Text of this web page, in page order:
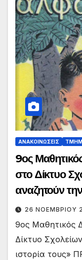
ΑΝΑΚΟΙΝΏΣΕΙΣ
9ος
στο Δίκτυο
αναζητούν
26 ΝΟΕΜΒΡΊΟΥ
9ος Μαθητικός
Δίκτυο
ιστορία